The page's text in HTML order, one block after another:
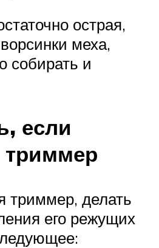
острая,
меха,
собирать и
если
триммер
триммер, делать
его режущих